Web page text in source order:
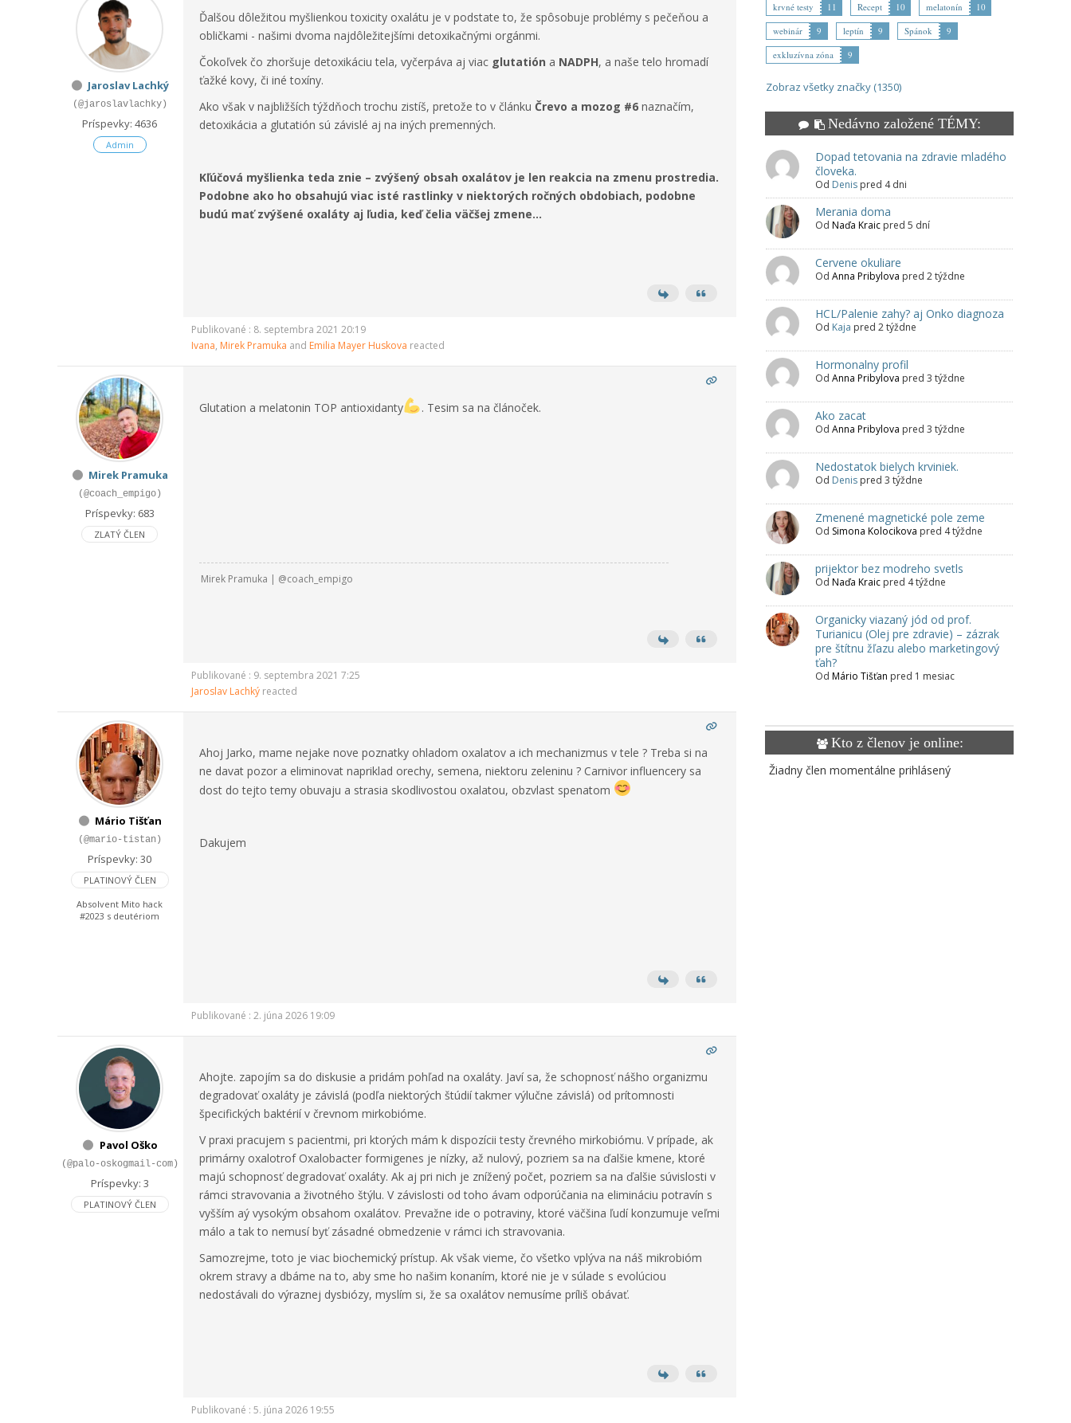
Jaroslav Lachký
(@jaroslavlachky)
Príspevky: 4636
Admin
Ďalšou dôležitou myšlienkou toxicity oxalátu je v podstate to, že spôsobuje problémy s pečeňou a
obličkami - našimi dvoma najdôležitejšími detoxikačnými orgánmi.
Čokoľvek čo zhoršuje detoxikáciu tela, vyčerpáva aj viac glutatión a NADPH, a naše telo hromadí
ťažké kovy, či iné toxíny.
Ako však v najbližších týždňoch trochu zistíš, pretože to v článku Črevo a mozog #6 naznačím,
detoxikácia a glutatión sú závislé aj na iných premenných.
Kľúčová myšlienka teda znie – zvýšený obsah oxalátov je len reakcia na zmenu prostredia.
Podobne ako ho obsahujú viac isté rastlinky v niektorých ročných obdobiach, podobne
budú mať zvýšené oxaláty aj ľudia, keď čelia väčšej zmene...
Publikované : 8. septembra 2021 20:19
Ivana, Mirek Pramuka and Emilia Mayer Huskova reacted
Mirek Pramuka
(@coach_empigo)
Príspevky: 683
ZLATÝ ČLEN
Glutation a melatonin TOP antioxidanty . Tesim sa na článoček.
Mirek Pramuka | @coach_empigo
Publikované : 9. septembra 2021 7:25
Jaroslav Lachký reacted
Mário Tišťan
(@mario-tistan)
Príspevky: 30
PLATINOVÝ ČLEN
Absolvent Mito hack
#2023 s deutériom
Ahoj Jarko, mame nejake nove poznatky ohladom oxalatov a ich mechanizmus v tele ? Treba si na
ne davat pozor a eliminovat napriklad orechy, semena, niektoru zeleninu ? Carnivor influencery sa
dost do tejto temy obuvaju a strasia skodlivostou oxalatou, obzvlast spenatom
Dakujem
Publikované : 2. júna 2026 19:09
Pavol Oško
(@palo-oskogmail-com)
Príspevky: 3
PLATINOVÝ ČLEN
Ahojte. zapojím sa do diskusie a pridám pohľad na oxaláty. Javí sa, že schopnosť nášho organizmu
degradovať oxaláty je závislá (podľa niektorých štúdií takmer výlučne závislá) od prítomnosti
špecifických baktérií v črevnom mirkobióme.
V praxi pracujem s pacientmi, pri ktorých mám k dispozícii testy črevného mirkobiómu. V prípade, ak
primárny oxalotrof Oxalobacter formigenes je nízky, až nulový, pozriem sa na ďalšie kmene, ktoré
majú schopnosť degradovať oxaláty. Ak aj pri nich je znížený počet, pozriem sa na ďalšie súvislosti v
rámci stravovania a životného štýlu. V závislosti od toho ávam odporúčania na elimináciu potravín s
vyšším aý vysokým obsahom oxalátov. Prevažne ide o potraviny, ktoré väčšina ľudí konzumuje veľmi
málo a tak to nemusí byť zásadné obmedzenie v rámci ich stravovania.
Samozrejme, toto je viac biochemický prístup. Ak však vieme, čo všetko vplýva na náš mikrobióm
okrem stravy a dbáme na to, aby sme ho našim konaním, ktoré nie je v súlade s evolúciou
nedostávali do výraznej dysbiózy, myslím si, že sa oxalátov nemusíme príliš obávať.
Publikované : 5. júna 2026 19:55
krvné testy
11 Recept 10 melatonín
10
webinár
9 leptín 9 Spánok
9
exkluzívna zóna
9
Zobraz všetky značky (1350)
Nedávno založené TÉMY:
Dopad tetovania na zdravie mladého
človeka.
Od Denis pred 4 dni
Merania doma
Od Naďa Kraic pred 5 dní
Cervene okuliare
Od Anna Pribylova pred 2 týždne
HCL/Palenie zahy? aj Onko diagnoza
Od Kaja pred 2 týždne
Hormonalny profil
Od Anna Pribylova pred 3 týždne
Ako zacat
Od Anna Pribylova pred 3 týždne
Nedostatok bielych krviniek.
Od Denis pred 3 týždne
Zmenené magnetické pole zeme
Od Simona Kolocikova pred 4 týždne
prijektor bez modreho svetls
Od Naďa Kraic pred 4 týždne
Organicky viazaný jód od prof.
Turianicu (Olej pre zdravie) – zázrak
pre štítnu žľazu alebo marketingový
ťah?
Od Mário Tišťan pred 1 mesiac
Kto z členov je online:
Žiadny člen momentálne prihlásený